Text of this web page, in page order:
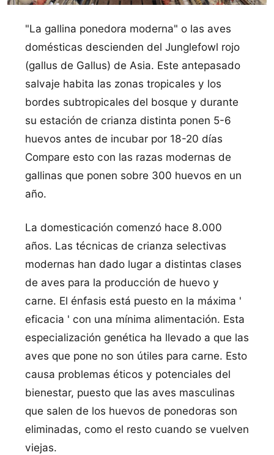
"La gallina ponedora moderna" o las aves
domésticas descienden del Junglefowl rojo
(gallus de Gallus) de Asia. Este antepasado
salvaje habita las zonas tropicales y los
bordes subtropicales del bosque y durante
su estación de crianza distinta ponen 5-6
huevos antes de incubar por 18-20 dí­as
Compare esto con las razas modernas de
gallinas que ponen sobre 300 huevos en un
año.
La domesticación comenzó hace 8.000
años. Las técnicas de crianza selectivas
modernas han dado lugar a distintas clases
de aves para la producción de huevo y
carne. El énfasis está puesto en la máxima '
eficacia ' con una mí­nima alimentación. Esta
especialización genética ha llevado a que las
aves que pone no son útiles para carne. Esto
causa problemas éticos y potenciales del
bienestar, puesto que las aves masculinas
que salen de los huevos de ponedoras son
eliminadas, como el resto cuando se vuelven
viejas.